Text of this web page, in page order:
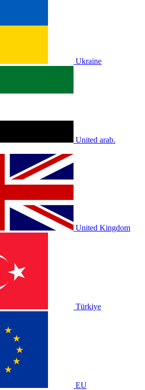
Ukraine
United arab.
United Kingdom
Türkiye
EU